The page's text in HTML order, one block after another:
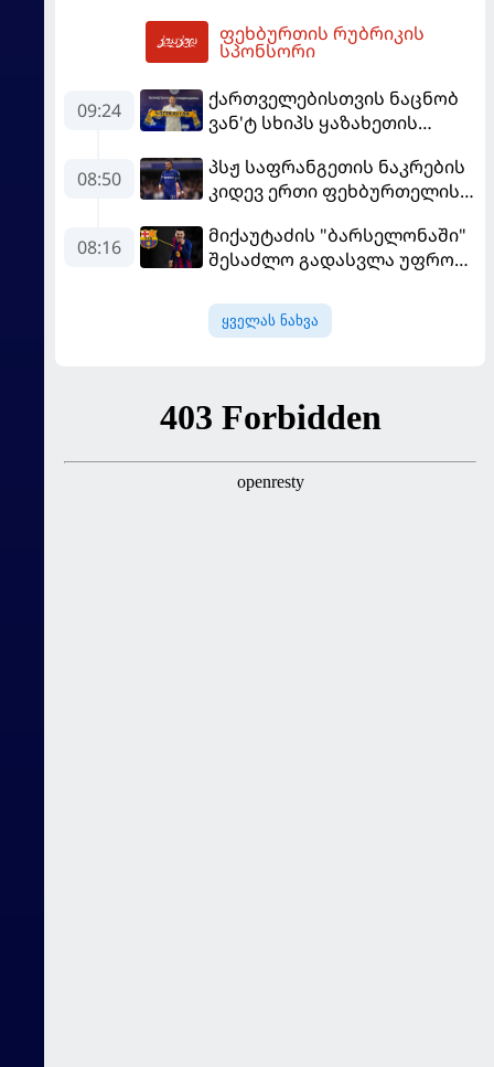
ფეხბურთის რუბრიკის
სპონსორი
09:24
ქართველებისთვის ნაცნობ
ვან'ტ სხიპს ყაზახეთის
08:50
პსჟ საფრანგეთის ნაკრების
კიდევ ერთი ფეხბურთელის
08:16
მიქაუტაძის "ბარსელონაში"
შესაძლო გადასვლა უფრო
ესაუბრა ქართველი
კატალონიელთა მთავარ
ყველას ნახვა